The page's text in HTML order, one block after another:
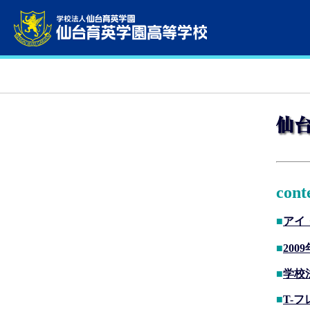
■アイ
■2009
■学校
■T-フ